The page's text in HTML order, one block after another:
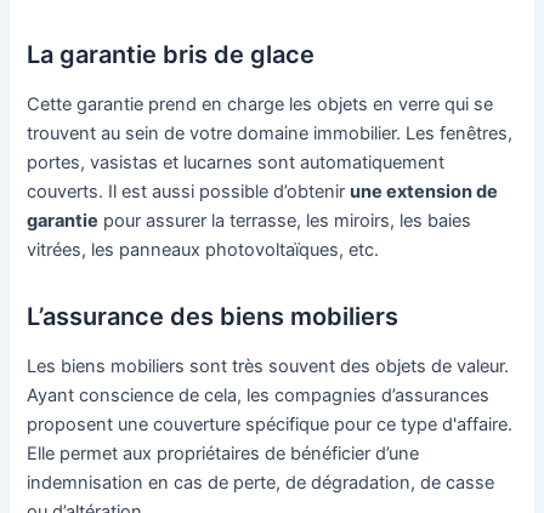
La garantie bris de glace
Cette garantie prend en charge les objets en verre qui se
trouvent au sein de votre domaine immobilier. Les fenêtres,
portes, vasistas et lucarnes sont automatiquement
couverts. Il est aussi possible d’obtenirune extension de
garantie pour assurer la terrasse, les miroirs, les baies
vitrées, les panneaux photovoltaïques, etc.
L’assurance des biens mobiliers
Les biens mobiliers sont très souvent des objets de valeur.
Ayant conscience de cela, les compagnies d’assurances
proposent une couverture spécifique pour ce type d'affaire.
Elle permet aux propriétaires de bénéficier d’une
indemnisation en cas de perte, de dégradation, de casse